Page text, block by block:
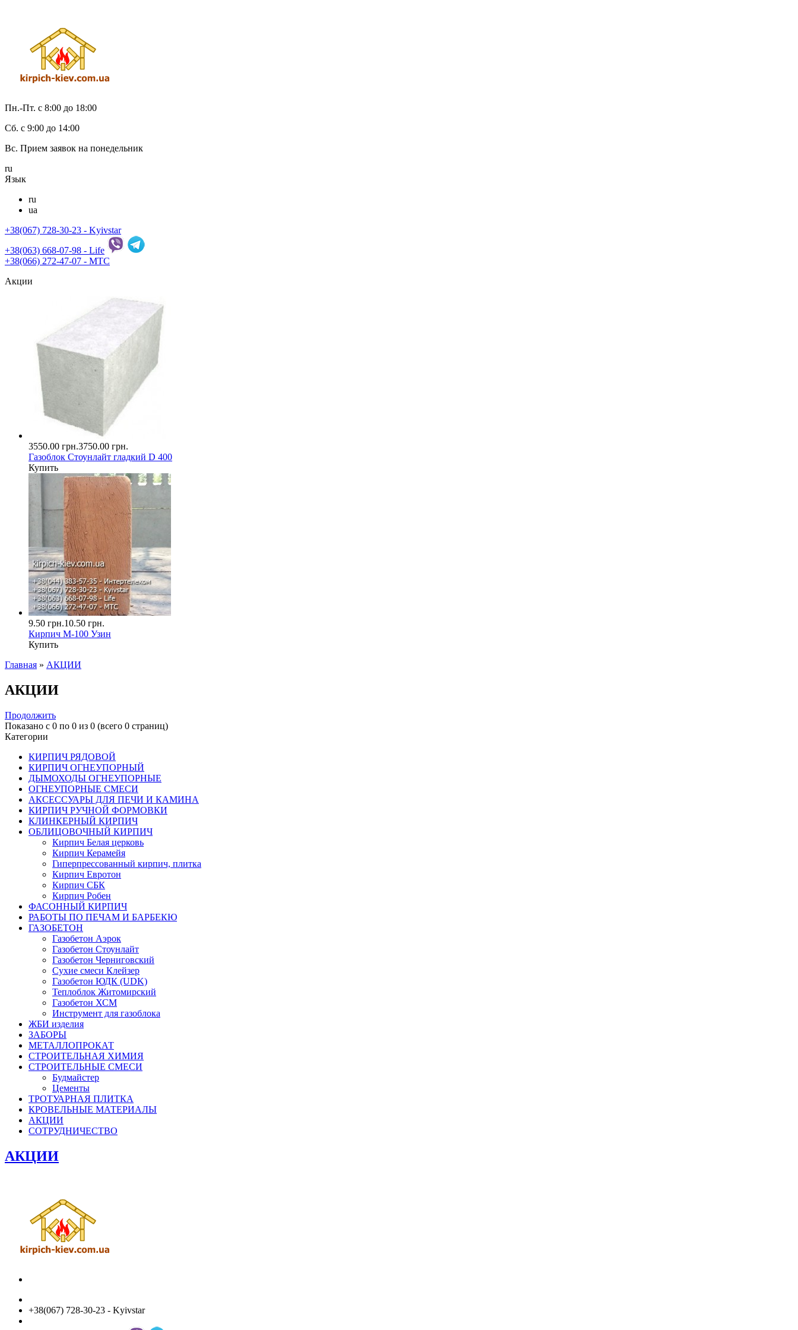
Пн.-Пт. с 8:00 до 18:00
Cб. с 9:00 до 14:00
Вс. Прием заявок на понедельник
ru
Язык
ru
ua
+38(067) 728-30-23 - Kyivstar
+38(063) 668-07-98 - Life
+38(066) 272-47-07 - МТС
Акции
3550.00 грн.3750.00 грн.
Газоблок Стоунлайт гладкий D 400
Купить
9.50 грн.10.50 грн.
Кирпич М-100 Узин
Купить
Главная » АКЦИИ
АКЦИИ
Продолжить
Показано с 0 по 0 из 0 (всего 0 страниц)
Категории
КИРПИЧ РЯДОВОЙ
КИРПИЧ ОГНЕУПОРНЫЙ
ДЫМОХОДЫ ОГНЕУПОРНЫЕ
ОГНЕУПОРНЫЕ СМЕСИ
АКСЕССУАРЫ ДЛЯ ПЕЧИ И КАМИНА
КИРПИЧ РУЧНОЙ ФОРМОВКИ
КЛИНКЕРНЫЙ КИРПИЧ
ОБЛИЦОВОЧНЫЙ КИРПИЧ
Кирпич Белая церковь
Кирпич Керамейя
Гиперпрессованный кирпич, плитка
Кирпич Евротон
Кирпич СБК
Кирпич Робен
ФАСОННЫЙ КИРПИЧ
РАБОТЫ ПО ПЕЧАМ И БАРБЕКЮ
ГАЗОБЕТОН
Газобетон Аэрок
Газобетон Стоунлайт
Газобетон Черниговский
Сухие смеси Клейзер
Газобетон ЮДК (UDK)
Теплоблок Житомирcкий
Газобетон ХСМ
Инструмент для газоблока
ЖБИ изделия
ЗАБОРЫ
МЕТАЛЛОПРОКАТ
СТРОИТЕЛЬНАЯ ХИМИЯ
СТРОИТЕЛЬНЫЕ СМЕСИ
Будмайстер
Цементы
ТРОТУАРНАЯ ПЛИТКА
КРОВЕЛЬНЫЕ МАТЕРИАЛЫ
АКЦИИ
СОТРУДНИЧЕСТВО
АКЦИИ
+38(067) 728-30-23 - Kyivstar